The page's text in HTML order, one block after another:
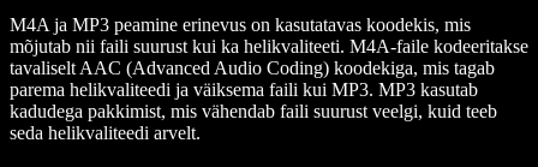
M4A ja MP3 peamine erinevus on kasutatavas koodekis, mis
mõjutab nii faili suurust kui ka helikvaliteeti. M4A-faile kodeeritakse
tavaliselt AAC (Advanced Audio Coding) koodekiga, mis tagab
parema helikvaliteedi ja väiksema faili kui MP3. MP3 kasutab
kadudega pakkimist, mis vähendab faili suurust veelgi, kuid teeb
seda helikvaliteedi arvelt.